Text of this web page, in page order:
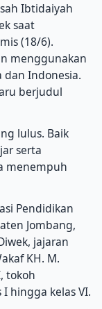
Ibtidaiyah
saat
(18/6).
menggunakan
dan Indonesia.
berjudul
lulus. Baik
serta
menempuh
Pendidikan
Jombang,
jajaran
KH. M.
tokoh
hingga kelas VI.